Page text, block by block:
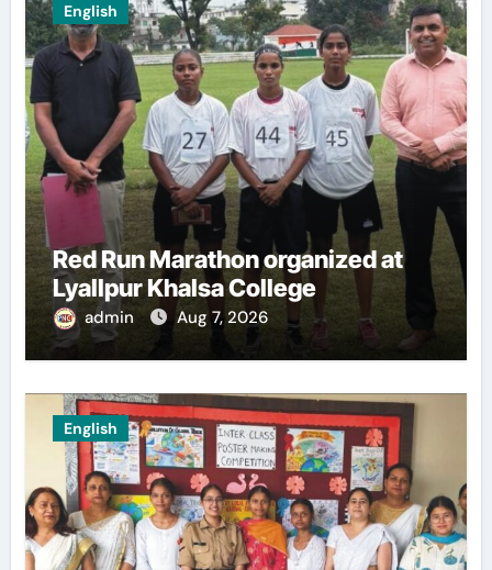
English
Red Run Marathon organized at
Lyallpur Khalsa College
admin Aug 7, 2026
English